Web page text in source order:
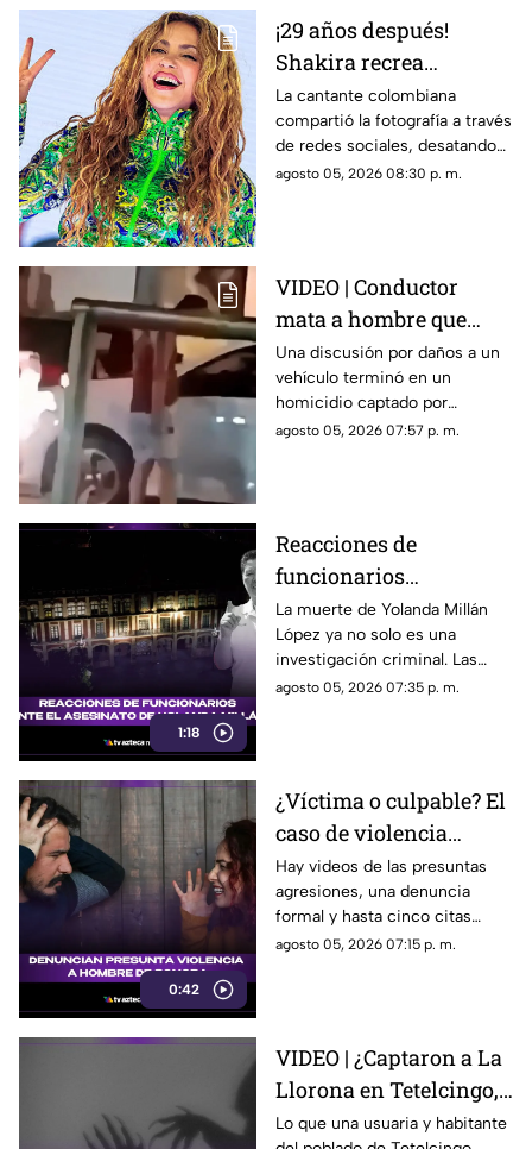
¡29 años después!
Shakira recrea
ICÓNICO meme; esta es
la historia de la
fotografía
La cantante colombiana
compartió la fotografía a través
de redes sociales, desatando
cientos de comentarios.
agosto 05, 2026 08:30 p. m.
VIDEO | Conductor
mata a hombre que
rompió su espejo
retrovisor
Una discusión por daños a un
vehículo terminó en un
homicidio captado por
testigos.
agosto 05, 2026 07:57 p. m.
1:18
Reacciones de
funcionarios
Morelenses ante el
asesinato de Yolanda
Millán, ayudante
municipal de
La muerte de Yolanda Millán
López ya no solo es una
investigación criminal. Las
reacciones continúan
fuertes. ¿Qué dijeron las
autoridades y qué sigue en el
caso?
agosto 05, 2026 07:35 p. m.
0:42
¿Víctima o culpable? El
caso de violencia
contra los hombres en
Sonora que está
generando
conversación en redes
Hay videos de las presuntas
agresiones, una denuncia
formal y hasta cinco citas
psicológicas canceladas; aun
agosto 05, 2026 07:15 p. m.
VIDEO | ¿Captaron a La
Llorona en Tetelcingo,
Morelos? Misteriosa
Lo que una usuaria y habitante